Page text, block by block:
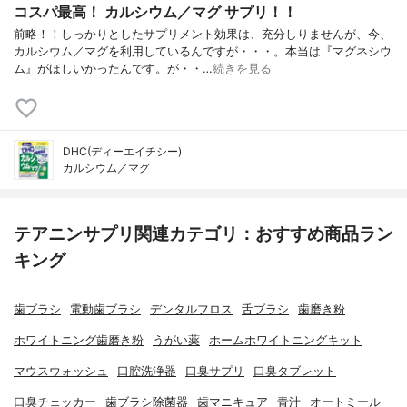
コスパ最高！ カルシウム／マグ サプリ！！
前略！！しっかりとしたサプリメント効果は、充分しりませんが、今、
カルシウム／マグを利用しているんですが・・・。本当は『マグネシウ
ム』がほしいかったんです。が・・…続きを見る
DHC(ディーエイチシー)
カルシウム／マグ
テアニンサプリ関連カテゴリ：おすすめ商品ラン
キング
歯ブラシ 電動歯ブラシ デンタルフロス 舌ブラシ 歯磨き粉
ホワイトニング歯磨き粉 うがい薬 ホームホワイトニングキット
マウスウォッシュ 口腔洗浄器 口臭サプリ 口臭タブレット
口臭チェッカー 歯ブラシ除菌器 歯マニキュア 青汁 オートミール